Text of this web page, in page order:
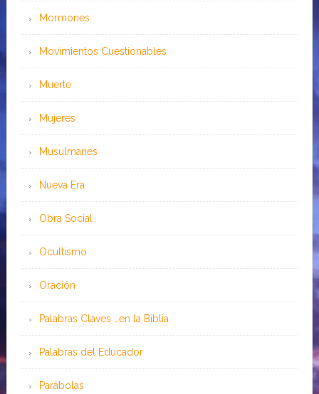
Mormones
Movimientos Cuestionables
Muerte
Mujeres
Musulmanes
Nueva Era
Obra Social
Ocultismo
Oración
Palabras Claves …en la Biblia
Palabras del Educador
Parábolas